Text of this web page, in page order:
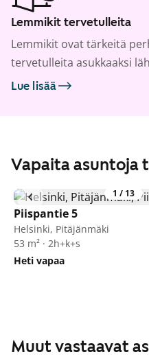
Lemmikit tervetulleita
Lemmikit ovat tärkeitä
tervetulleita asukkaaksi
Lue lisää
Vapaita asuntoja
1 / 13
Piispantie 5
Helsinki, Pitäjänmäki
53 m² · 2h+k+s
Heti vapaa
Muut vastaavat